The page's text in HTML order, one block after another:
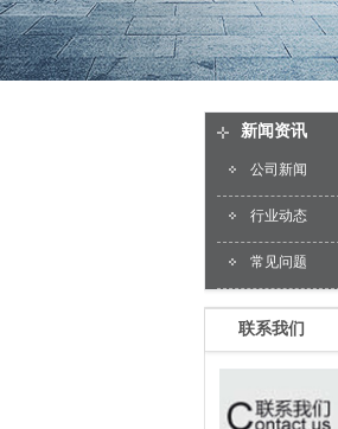
新闻资讯
公司新闻
行业动态
常见问题
联系我们